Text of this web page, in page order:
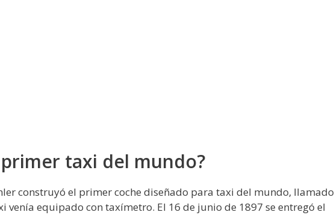
taxi del mundo?
construyó el primer coche diseñado para taxi del mundo, llamado
venía equipado con taxímetro. El 16 de junio de 1897 se entregó el